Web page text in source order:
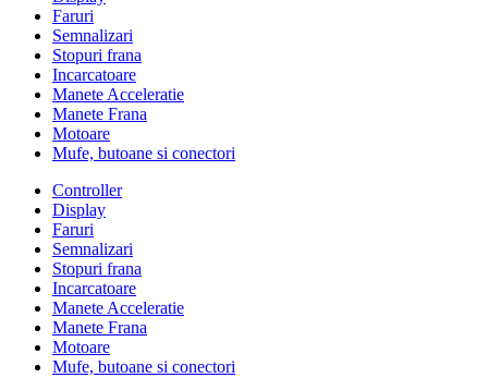
Faruri
Semnalizari
Stopuri frana
Incarcatoare
Manete Acceleratie
Manete Frana
Motoare
Mufe, butoane si conectori
Controller
Display
Faruri
Semnalizari
Stopuri frana
Incarcatoare
Manete Acceleratie
Manete Frana
Motoare
Mufe, butoane si conectori